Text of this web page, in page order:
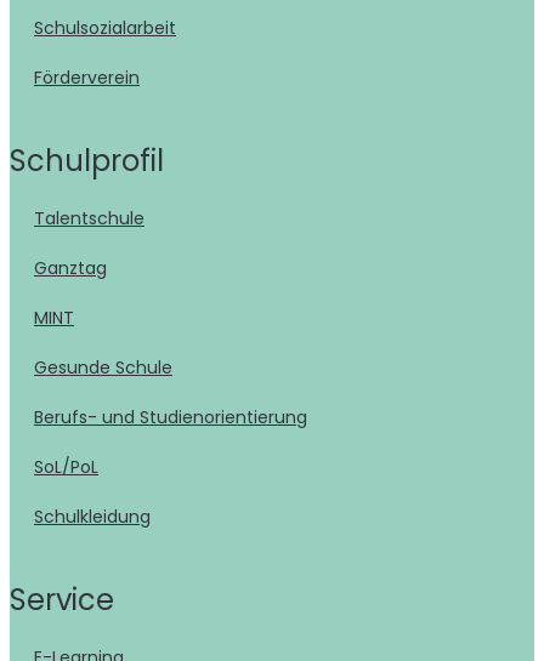
Schulsozialarbeit
Förderverein
Schulprofil
Talentschule
Ganztag
MINT
Gesunde Schule
Berufs- und Studienorientierung
SoL/PoL
Schulkleidung
Service